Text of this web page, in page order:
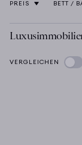
PREIS BETT /
VERGLEICHEN